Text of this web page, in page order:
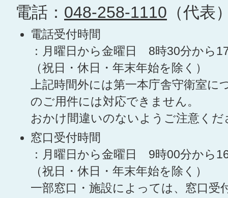
電話： 048-258-1110 （代表
電話受付時間
：月曜日から金曜日 8時30分から
（祝日・休日・年末年始を除く）
上記時間外には第一本庁舎守衛室に
のご用件には対応できません。
おかけ間違いのないようご注意くだ
窓口受付時間
：月曜日から金曜日 9時00分から
（祝日・休日・年末年始を除く）
一部窓口・施設によっては、窓口受